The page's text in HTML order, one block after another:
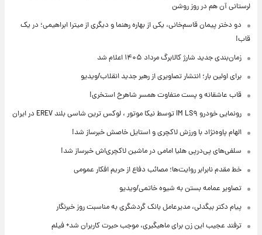
لرستانی آن هم در روز روشن
دو دختر پیمان قاسم‌خانی، یکی از بهاره رهنما و دیگری از میترا ابراهیمی؛ در یک
قاب!
زمان‌بندی جدید شارژ کالابرگ مرداد ۱۴۰۵ اعلام شد
برای اولین بار؛ انتشار تصاویری از رهبر جدید انقلاب/ویدیو
قاب عاشقانه و پست متفاوت همسر شاهرخ استخری!
رونمایی خودرو IM LS۹ توسط نیکا موتور ، لوکس ترین شاسی بلند EREV در ایران
الهام پاوه‌نژاد با ورزش لاکچری و استایل خاصش خبرساز شد!
سلفی‌های پی‌درپی هلیا امامی در ماشین لاکچری‌اش خبرساز شد!
خط مقدم نابرابر روایت‌ها؛ مصائب دفاع از حریم افکار عمومی
تصاویر عمامه بستن به شیوه خاتمی/ویدیو
پیام دکتر بیگدلی، مدیرعامل بانک گردشگری به مناسبت روز خبرنگار
ترفند عجیب این زن برای ماهیگیری، موجب حیرت کاربران شد+ فیلم